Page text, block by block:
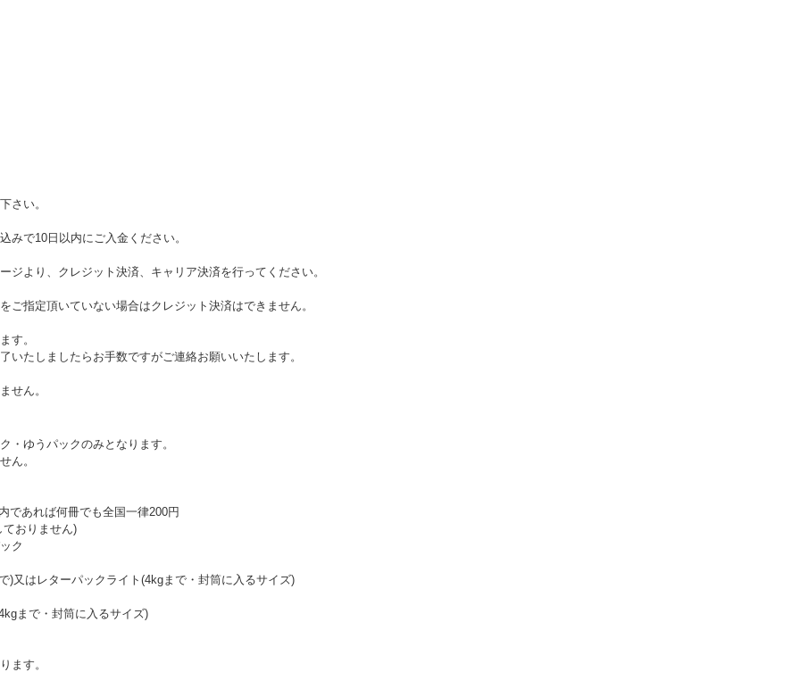
さい。
みで10日以内にご入金ください。
ジより、クレジット決済、キャリア決済を行ってください。
指定頂いていない場合はクレジット決済はできません。
す。
いたしましたらお手数ですがご連絡お願いいたします。
せん。
・ゆうパックのみとなります。
ん。
あれば何冊でも全国一律200円
おりません)
ク
又はレターパックライト(4kgまで・封筒に入るサイズ)
まで・封筒に入るサイズ)
す。